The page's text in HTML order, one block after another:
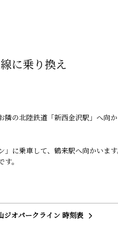
に乗り換え
の北陸鉄道「新西金沢駅」へ向か
に乗車して、鶴来駅へ向かいます
。
ジオパークライン 時刻表